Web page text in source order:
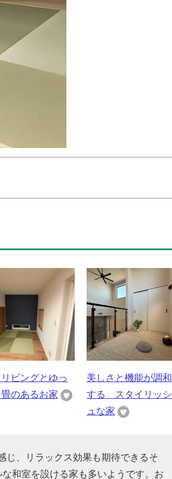
ビングとゆっ
のあるお家
美しさと機能が調和
する スタイリッシ
ュな家
じ、リラックス効果も期待できるそ
和室を設ける家も多いようです。お